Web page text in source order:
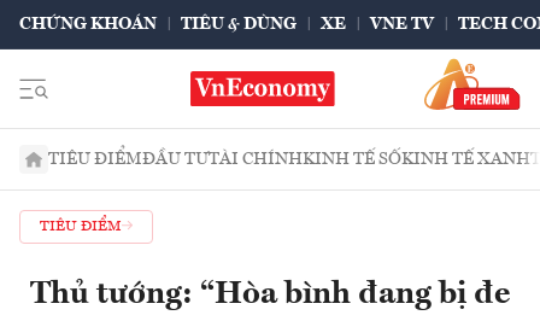
CHỨNG KHOÁN TIÊU & DÙNG XE VNE TV TECH
TIÊU ĐIỂMĐẦU TƯTÀI CHÍNHKINH TẾ SỐKINH TẾ XANH
TIÊU ĐIỂM
Thủ tướng: “Hòa bình đang bị đe